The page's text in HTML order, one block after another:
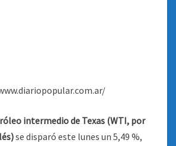
intermedio de Texas (WTI, por
se disparó este lunes un 5,49 %,